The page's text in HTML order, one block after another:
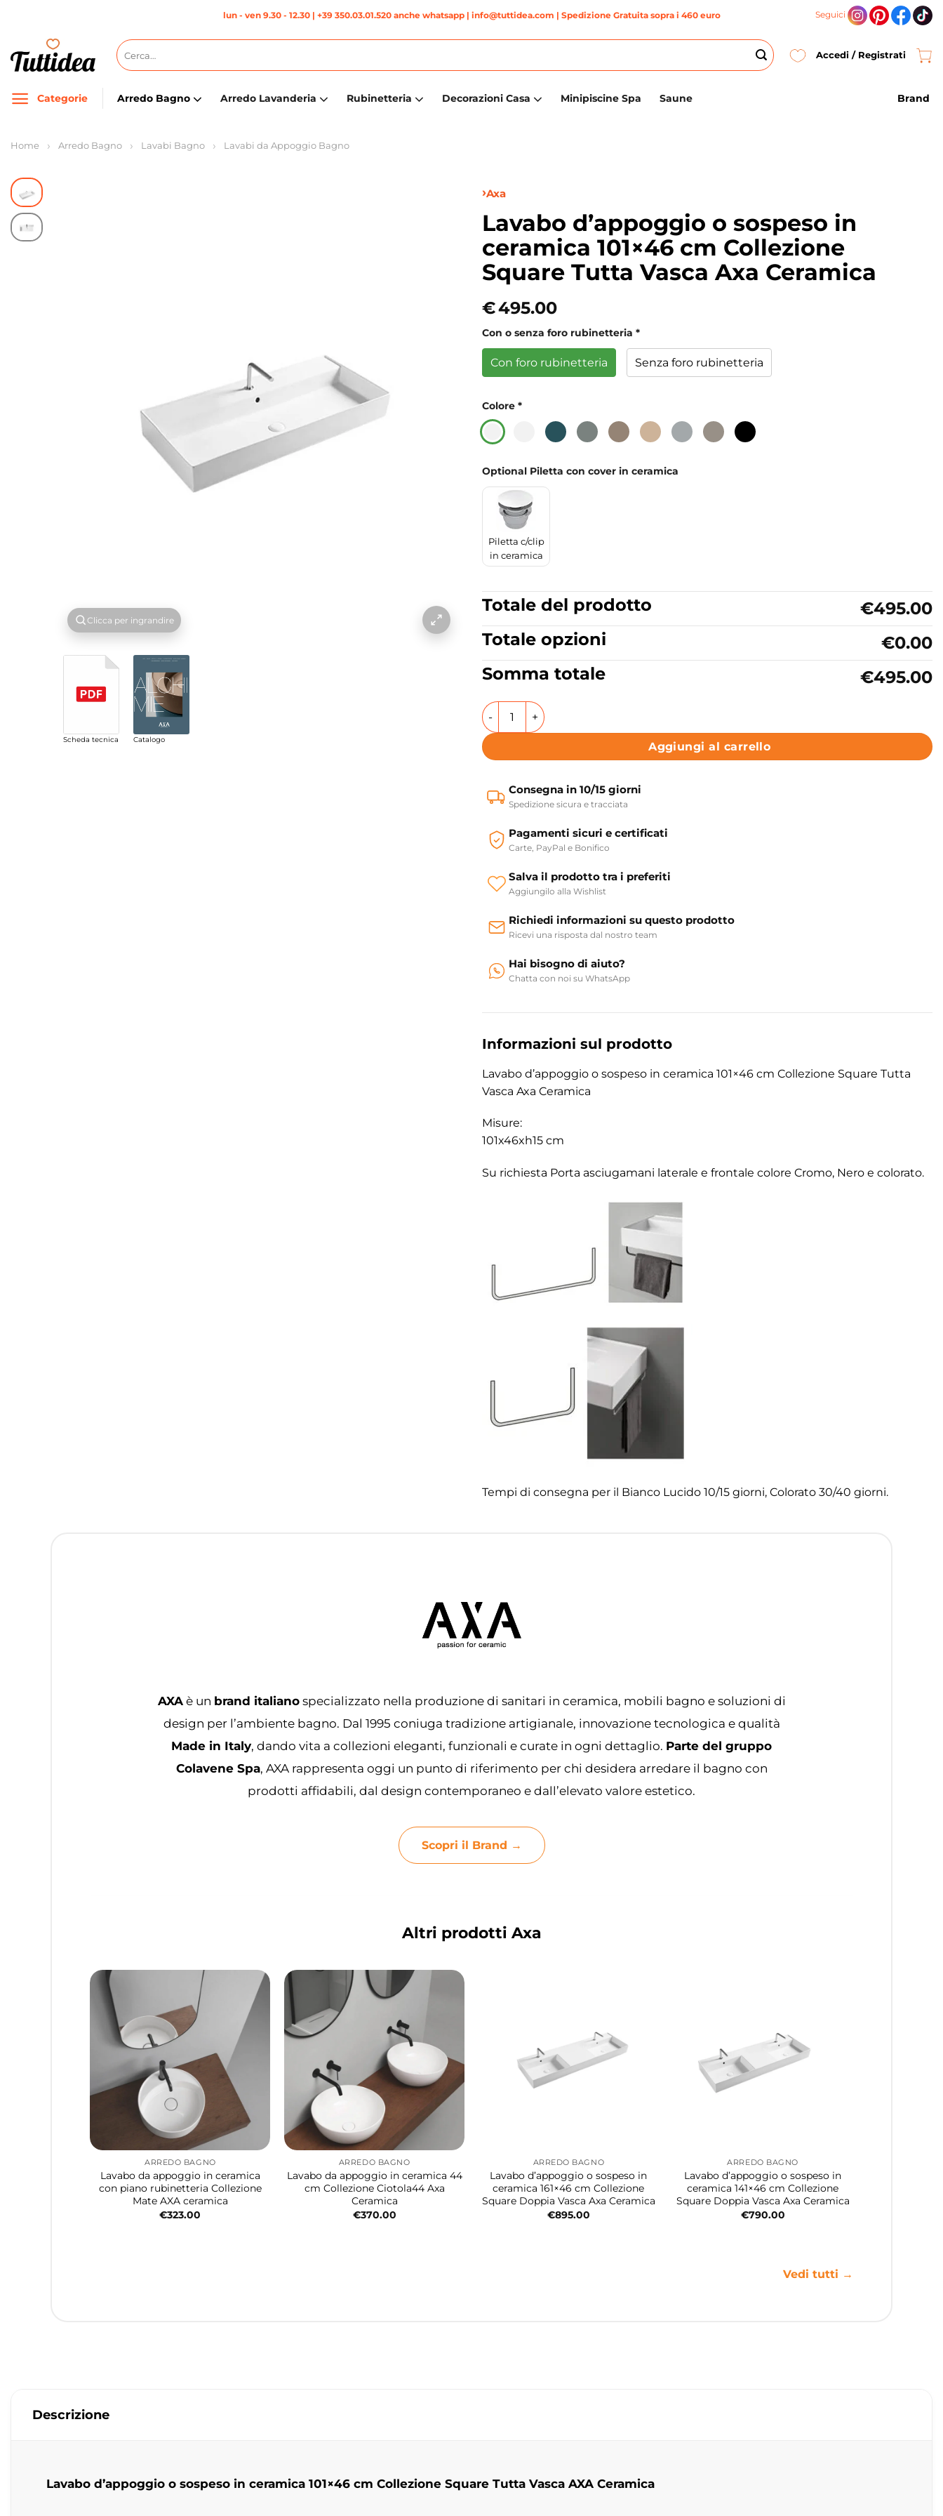
contenuti
lun - ven 9.30 - 12.30 | +39 350.03.01.520 anche whatsapp| info@tuttidea.com | Spedizione Gratuita sopra i 460 euro Seguici
Cerca:
Accedi / Registrati
Categorie Arredo Bagno Arredo Lavanderia Rubinetteria Decorazioni Casa Minipiscine Spa Saune Brand
Home Arredo Bagno Lavabi Bagno Lavabi da Appoggio Bagno
Clicca per ingrandire
Scheda tecnica Catalogo
Axa
Lavabo d’appoggio o sospeso in
ceramica 101×46 cm Collezione
Square Tutta Vasca Axa Ceramica
€495.00
Con o senza foro rubinetteria *
Con foro rubinetteria Senza foro rubinetteria
Colore *
Optional Piletta con cover in ceramica
Piletta c/clip
in ceramica
Totale del prodotto
€495.00
Totale opzioni
€0.00
Somma totale
€495.00
Lavabo d'appoggio o sospeso in ceramica 101x46 cm Collezione Square Tutta Vasca Axa
Aggiungi al carrello
Consegna in 10/15 giorni
Spedizione sicura e tracciata
Pagamenti sicuri e certificati
Carte, PayPal e Bonifico
Salva il prodotto tra i preferiti
Aggiungilo alla Wishlist
Richiedi informazioni su questo prodotto
Ricevi una risposta dal nostro team
Hai bisogno di aiuto?
Chatta con noi su WhatsApp
Informazioni sul prodotto
Lavabo d’appoggio o sospeso in ceramica 101×46 cm Collezione Square Tutta
Vasca Axa Ceramica
Misure:
101x46xh15 cm
Su richiesta Porta asciugamani laterale e frontale colore Cromo, Nero e colorato.
Tempi di consegna per il Bianco Lucido 10/15 giorni, Colorato 30/40 giorni.
AXAè un brand italianospecializzato nella produzione di sanitari in ceramica, mobili bagno e soluzioni di
design per l’ambiente bagno. Dal 1995 coniuga tradizione artigianale, innovazione tecnologica e qualità
Made in Italy, dando vita a collezioni eleganti, funzionali e curate in ogni dettaglio. Parte del gruppo
Colavene Spa, AXA rappresenta oggi un punto di riferimento per chi desidera arredare il bagno con
prodotti affidabili, dal design contemporaneo e dall’elevato valore estetico.
Scopri il Brand →
Altri prodotti Axa
ARREDO BAGNO
Lavabo da appoggio in ceramica
con piano rubinetteria Collezione
Mate AXA ceramica
€323.00
ARREDO BAGNO
Lavabo da appoggio in ceramica 44
cm Collezione Ciotola44 Axa
Ceramica
€370.00
ARREDO BAGNO
Lavabo d’appoggio o sospeso in
ceramica 161×46 cm Collezione
Square Doppia Vasca Axa Ceramica
€895.00
ARREDO BAGNO
Lavabo d’appoggio o sospeso in
ceramica 141×46 cm Collezione
Square Doppia Vasca Axa Ceramica
€790.00
Vedi tutti →
Descrizione
Lavabo d’appoggio o sospeso in ceramica 101×46 cm Collezione Square Tutta Vasca AXA Ceramica